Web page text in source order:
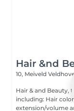
Hair &nd
10, Meiveld
Hair & and Beauty,
including: Hair